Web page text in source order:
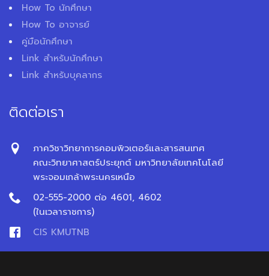
How To นักศึกษา
How To อาจารย์
คู่มือนักศึกษา
Link สำหรับนักศึกษา
Link สำหรับบุคลากร
ติดต่อเรา
ภาควิชาวิทยาการคอมพิวเตอร์และสารสนเทศ
คณะวิทยาศาสตร์ประยุกต์ มหาวิทยาลัยเทคโนโลยี
พระจอมเกล้าพระนครเหนือ
02-555-2000 ต่อ 4601, 4602
(ในเวลาราชการ)
CIS KMUTNB